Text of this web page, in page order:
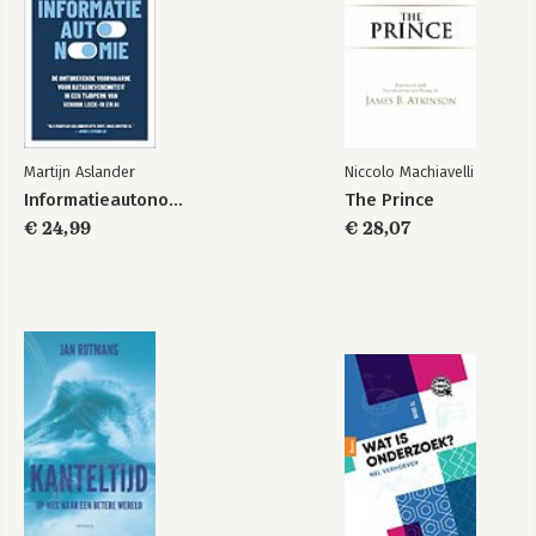
Martijn Aslander
Informatieautonomie
€ 24,99
Niccolo Machiavelli
The Prince
€ 28,07